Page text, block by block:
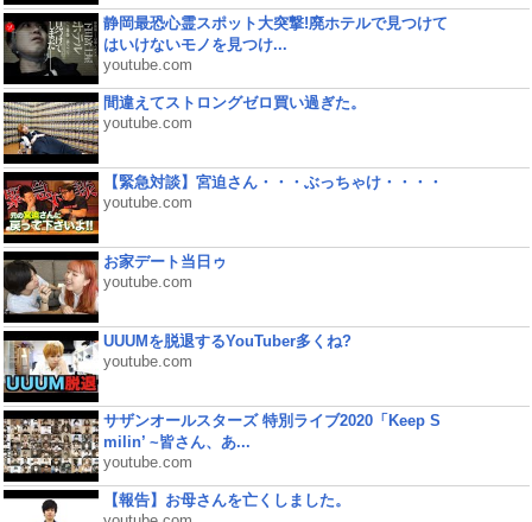
静岡最恐心霊スポット大突撃!廃ホテルで見つけて
はいけないモノを見つけ...
youtube.com
間違えてストロングゼロ買い過ぎた。
youtube.com
【緊急対談】宮迫さん・・・ぶっちゃけ・・・・
youtube.com
お家デート当日ゥ
youtube.com
UUUMを脱退するYouTuber多くね?
youtube.com
サザンオールスターズ 特別ライブ2020「Keep S
milin’ ~皆さん、あ...
youtube.com
【報告】お母さんを亡くしました。